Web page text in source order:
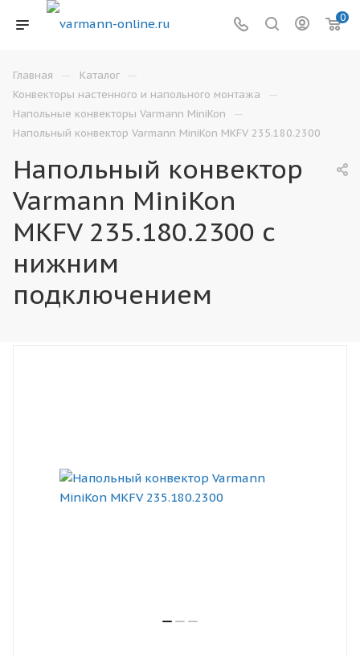
0
Главная — Каталог —
Конвекторы настенного и напольного монтажа —
Напольные конвекторы Varmann MiniKon —
Напольный конвектор Varmann MiniKon MKFV 235.180.2300
Напольный конвектор
Varmann MiniKon
MKFV 235.180.2300 с
нижним
подключением